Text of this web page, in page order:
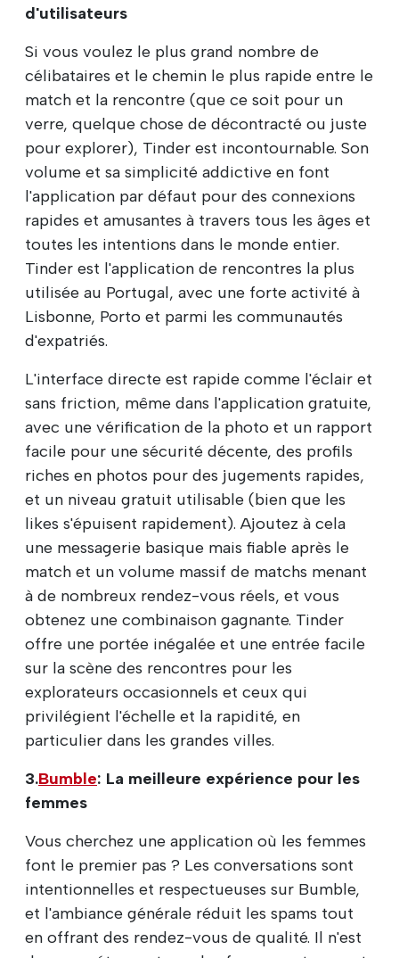
d'utilisateurs
Si vous voulez le plus grand nombre de
célibataires et le chemin le plus rapide entre le
match et la rencontre (que ce soit pour un
verre, quelque chose de décontracté ou juste
pour explorer), Tinder est incontournable. Son
volume et sa simplicité addictive en font
l'application par défaut pour des connexions
rapides et amusantes à travers tous les âges et
toutes les intentions dans le monde entier.
Tinder est l'application de rencontres la plus
utilisée au Portugal, avec une forte activité à
Lisbonne, Porto et parmi les communautés
d'expatriés.
L'interface directe est rapide comme l'éclair et
sans friction, même dans l'application gratuite,
avec une vérification de la photo et un rapport
facile pour une sécurité décente, des profils
riches en photos pour des jugements rapides,
et un niveau gratuit utilisable (bien que les
likes s'épuisent rapidement). Ajoutez à cela
une messagerie basique mais fiable après le
match et un volume massif de matchs menant
à de nombreux rendez-vous réels, et vous
obtenez une combinaison gagnante. Tinder
offre une portée inégalée et une entrée facile
sur la scène des rencontres pour les
explorateurs occasionnels et ceux qui
privilégient l'échelle et la rapidité, en
particulier dans les grandes villes.
3.Bumble: La meilleure expérience pour les
femmes
Vous cherchez une application où les femmes
font le premier pas ? Les conversations sont
intentionnelles et respectueuses sur Bumble,
et l'ambiance générale réduit les spams tout
en offrant des rendez-vous de qualité. Il n'est